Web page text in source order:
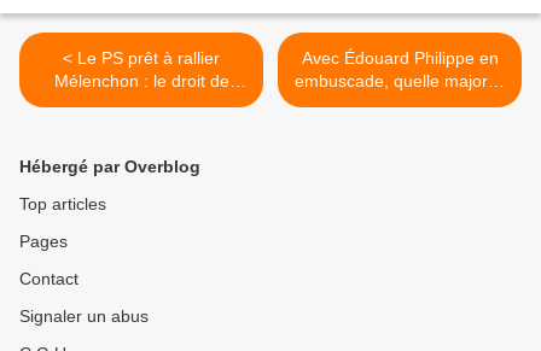
< Le PS prêt à rallier
Mélenchon : le droit de
mourir sans dignité
Avec Édouard Philippe en
embuscade, quelle majorité
présidentielle pour
Hébergé par Overblog
Top articles
Pages
Contact
Signaler un abus